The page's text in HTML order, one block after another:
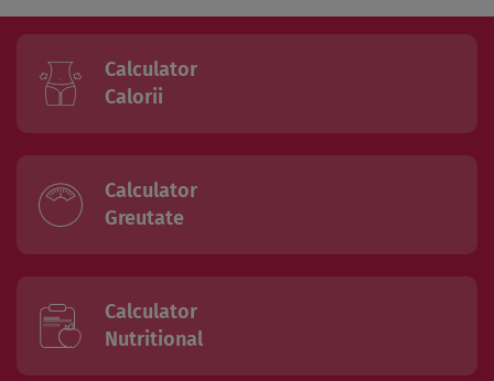
Calculator
Calorii
Calculator
Greutate
Calculator
Nutritional